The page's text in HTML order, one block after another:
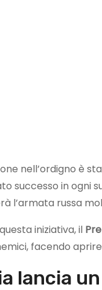
nell’ordigno è
successo in ogni
l’armata russa
iniziativa, il
facendo
lancia